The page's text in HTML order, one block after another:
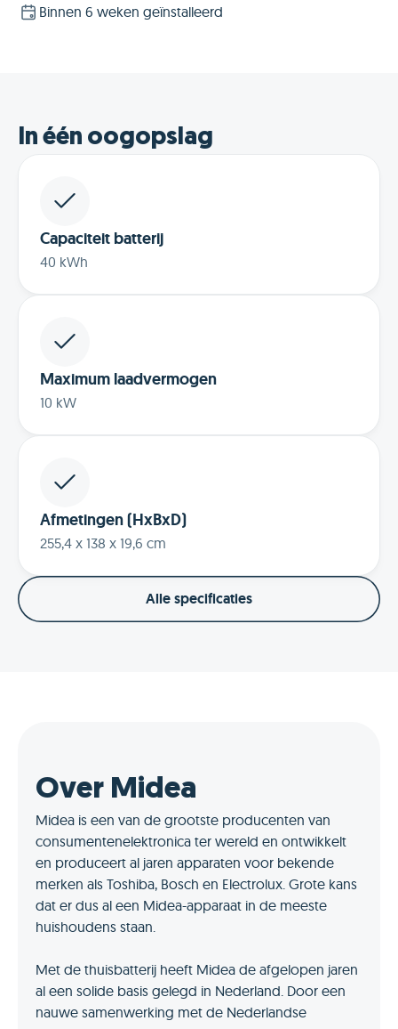
Binnen 6 weken geïnstalleerd
In één oogopslag
Capaciteit batterij
40 kWh
Maximum laadvermogen
10 kW
Afmetingen (HxBxD)
255,4 x 138 x 19,6 cm
Alle specificaties
Over Midea
Midea is een van de grootste producenten van
consumentenelektronica ter wereld en ontwikkelt
en produceert al jaren apparaten voor bekende
merken als Toshiba, Bosch en Electrolux. Grote kans
dat er dus al een Midea-apparaat in de meeste
huishoudens staan.
Met de thuisbatterij heeft Midea de afgelopen jaren
al een solide basis gelegd in Nederland. Door een
nauwe samenwerking met de Nederlandse